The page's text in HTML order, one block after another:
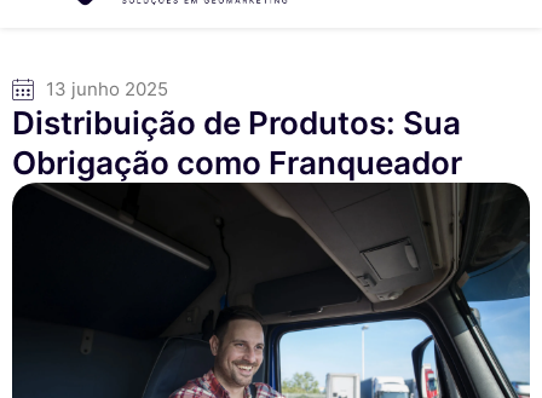
13 junho 2025
Distribuição de Produtos: Sua
Obrigação como Franqueador